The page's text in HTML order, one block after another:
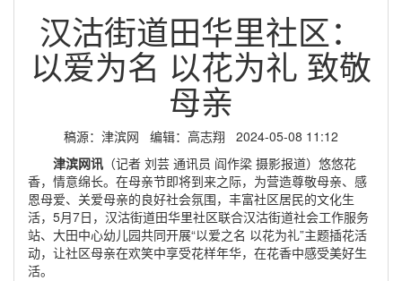
汉沽街道田华里社区：
以爱为名 以花为礼 致敬
母亲
稿源：津滨网 编辑：高志翔 2024-05-08 11:12
津滨网讯 （记者 刘芸 通讯员 阎作梁 摄影报道）悠悠花
香，情意绵长。在母亲节即将到来之际，为营造尊敬母亲、感
恩母爱、关爱母亲的良好社会氛围，丰富社区居民的文化生
活，5月7日，汉沽街道田华里社区联合汉沽街道社会工作服务
站、大田中心幼儿园共同开展“以爱之名 以花为礼”主题插花活
动，让社区母亲在欢笑中享受花样年华，在花香中感受美好生
活。